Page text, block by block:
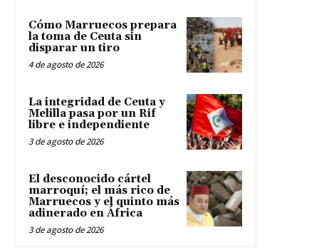
Cómo Marruecos prepara
la toma de Ceuta sin
disparar un tiro
4 de agosto de 2026
La integridad de Ceuta y
Melilla pasa por un Rif
libre e independiente
3 de agosto de 2026
El desconocido cártel
marroquí; el más rico de
Marruecos y el quinto más
adinerado en África
3 de agosto de 2026